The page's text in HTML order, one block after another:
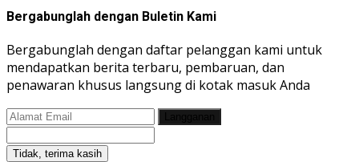
Bergabunglah dengan Buletin Kami
Bergabunglah dengan daftar pelanggan kami untuk
mendapatkan berita terbaru, pembaruan, dan
penawaran khusus langsung di kotak masuk Anda
Tidak, terima kasih